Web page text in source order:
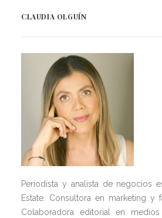
CLAUDIA OLGUÍN
Periodista y analista de negocios
Estate. Consultora en marketing y
Colaboradora editorial en medios